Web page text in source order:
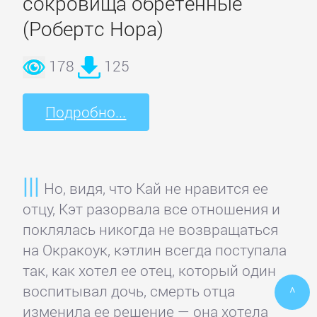
(Робертс Нора)
178 125
Подробно...
Но, видя, что Кай не нравится ее
отцу, Кэт разорвала все отношения и
поклялась никогда не возвращаться
на Окракоук, кэтлин всегда поступала
так, как хотел ее отец, который один
воспитывал дочь, смерть отца
изменила ее решение — она хотела
ПОЭЗИЯ
ДРАМА
Драматургия
драматургия
Зарубежные
стихи
Поэзия
^